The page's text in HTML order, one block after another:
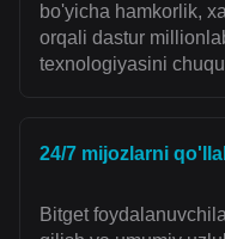
bo'yicha hamkorlik,
orqali dastur
texnologiyasini
24/7 mijozlarni
Bitget